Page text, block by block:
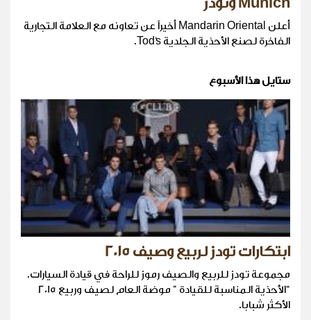
أعلن Mandarin Oriental أخيراً عن تعاونه مع العلامة التجارية
الفاخرة لصنع الأحذية الجلدية Tod's.
ستايل هذا الأسبوع
ابتكارات تودز لربيع وصيف 2015
مجموعة تودز للربيع والصيف رموز للراحة في قيادة السيارات.
“الأحذية المناسبة للقيادة ” موضة العام لصيف وربيع 2015
الأكثر شبابا.